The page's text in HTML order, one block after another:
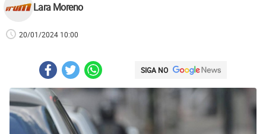
Lara Moreno
20/01/2024 10:00
SIGA NO